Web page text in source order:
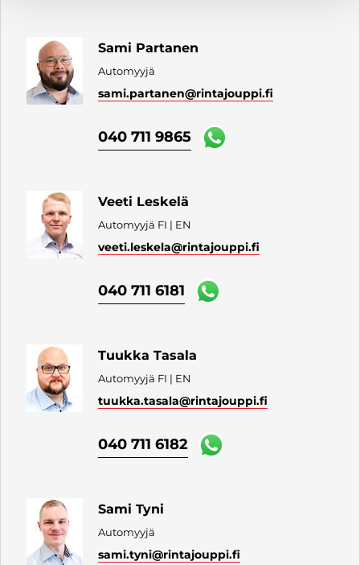
Sami Partanen
Automyyjä
sami.partanen@rintajouppi.fi
040 711 9865
Veeti Leskelä
Automyyjä FI | EN
veeti.leskela@rintajouppi.fi
040 711 6181
Tuukka Tasala
Automyyjä FI | EN
tuukka.tasala@rintajouppi.fi
040 711 6182
Sami Tyni
Automyyjä
sami.tyni@rintajouppi.fi